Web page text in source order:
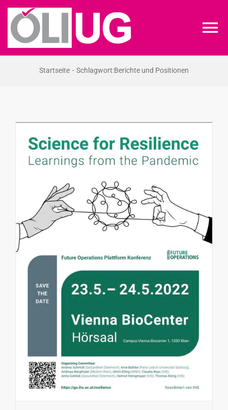
Zum
Inhalt
springen
NEWS
VERANSTALTUNGEN
INTERESSENSVERTRETUNG
KONTAKT
Startseite Schlagwort:Berichte und Positionen